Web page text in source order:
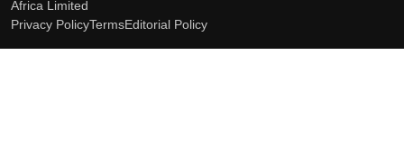
Africa Limited
Privacy PolicyTermsEditorial Policy